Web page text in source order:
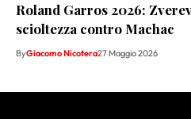
Roland Garros 2026:
scioltezza contro Machac
ByGiacomo Nicotera27 Maggio 2026